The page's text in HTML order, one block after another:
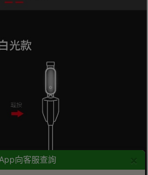
向客服查詢